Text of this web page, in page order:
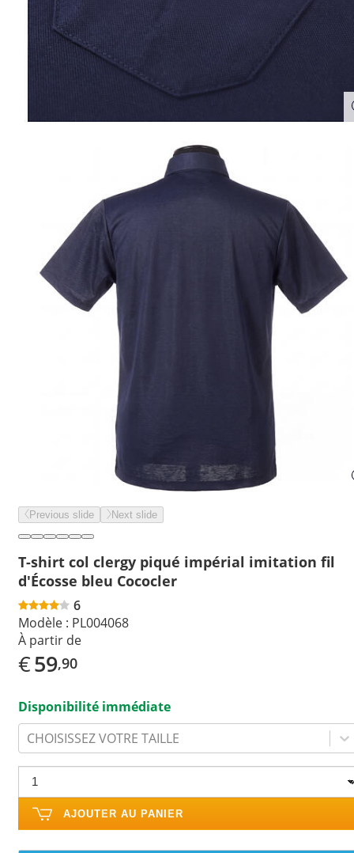
Previous slide Next slide
T-shirt col clergy piqué impérial imitation fil
d'Écosse bleu Cococler
6
Modèle : PL004068
À partir de
€59,90
Disponibilité immédiate
CHOISISSEZ VOTRE TAILLE
AJOUTER AU PANIER